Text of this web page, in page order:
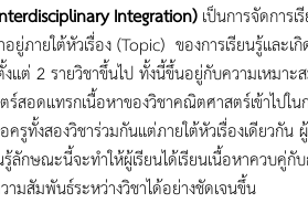
Integration)เป็นการจัดการ
ภายใต้หัวเรื่อง (Topic) ของการเรียนรู้และ
แต่ 2 รายวิชาขึ้นไป ทั้งนี้ขึ้นอยู่กับความเหมาะ
ร์สอดแทรกเนื้อหาของวิชาคณิตศาสตร์เข้าไป
ครูทั้งสองวิชาร่วมกันแต่ภายใต้หัวเรื่องเดียว
รู้ลักษณะนี้จะทำให้ผู้เรียนได้เรียนเนื้อหาควบ
ามสัมพันธ์ระหว่างวิชาได้อย่างชัดเจนขึ้น